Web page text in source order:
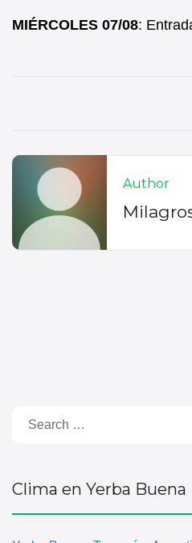
MIÉRCOLES 07/08:
Author
Clima en Yerba Buena